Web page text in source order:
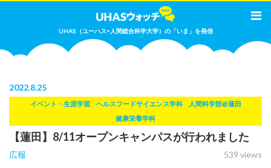
UHAS（ユーハス=人間総合科学大学）の「いま」を発信
2022.8.25
イベント・生涯学習 ヘルスフードサイエンス学科
人間科学部@蓮田
健康栄養学科
【蓮田】8/11オープンキャンパスが行われました
539 views
広報